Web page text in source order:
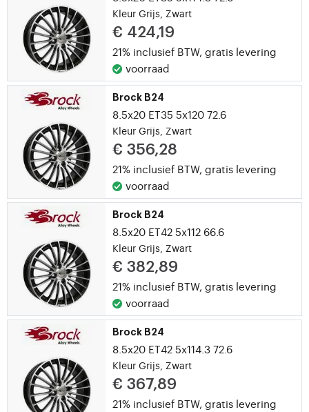
Kleur Grijs, Zwart
€ 424,19
21% inclusief BTW, gratis levering
voorraad
Brock B24
8.5x20 ET35 5x120 72.6
Kleur Grijs, Zwart
€ 356,28
21% inclusief BTW, gratis levering
voorraad
Brock B24
8.5x20 ET42 5x112 66.6
Kleur Grijs, Zwart
€ 382,89
21% inclusief BTW, gratis levering
voorraad
Brock B24
8.5x20 ET42 5x114.3 72.6
Kleur Grijs, Zwart
€ 367,89
21% inclusief BTW, gratis levering